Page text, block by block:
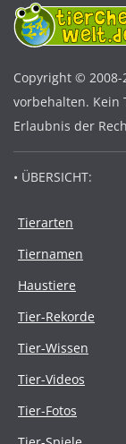
Copyright ©
vorbehalten. Kein
Erlaubnis der
• ÜBERSICHT:
Tierarten
Tiernamen
Haustiere
Tier-Rekorde
Tier-Wissen
Tier-Videos
Tier-Fotos